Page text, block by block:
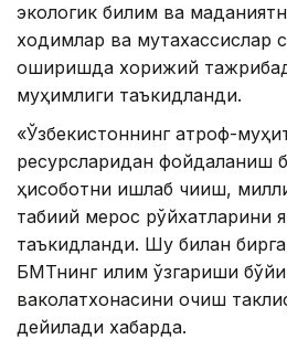
экологик билим ва
ходимлар ва мутахассислар
оширишда хорижий
муҳимлиги таъкидланди.
«Ўзбекистоннинг атроф-
ресурсларидан фойдаланиш
ҳисоботни ишлаб чиқиш,
табиий мерос рўйхатларини
таъкидланди. Шу билан
БМТнинг иқлим ўзгариши
ваколатхонасини очиш
дейилади хабарда.